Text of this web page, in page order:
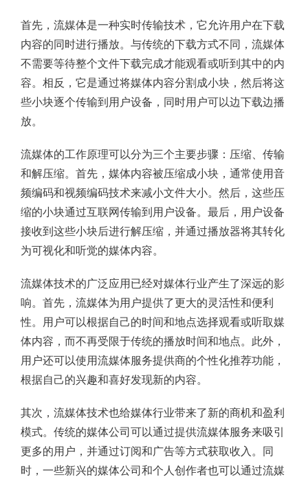
首先，流媒体是一种实时传输技术，它允许用户在下载
内容的同时进行播放。与传统的下载方式不同，流媒体
不需要等待整个文件下载完成才能观看或听到其中的内
容。相反，它是通过将媒体内容分割成小块，然后将这
些小块逐个传输到用户设备，同时用户可以边下载边播
放。
流媒体的工作原理可以分为三个主要步骤：压缩、传输
和解压缩。首先，媒体内容被压缩成小块，通常使用音
频编码和视频编码技术来减小文件大小。然后，这些压
缩的小块通过互联网传输到用户设备。最后，用户设备
接收到这些小块后进行解压缩，并通过播放器将其转化
为可视化和听觉的媒体内容。
流媒体技术的广泛应用已经对媒体行业产生了深远的影
响。首先，流媒体为用户提供了更大的灵活性和便利
性。用户可以根据自己的时间和地点选择观看或听取媒
体内容，而不再受限于传统的播放时间和地点。此外，
用户还可以使用流媒体服务提供商的个性化推荐功能，
根据自己的兴趣和喜好发现新的内容。
其次，流媒体技术也给媒体行业带来了新的商机和盈利
模式。传统的媒体公司可以通过提供流媒体服务来吸引
更多的用户，并通过订阅和广告等方式获取收入。同
时，一些新兴的媒体公司和个人创作者也可以通过流媒